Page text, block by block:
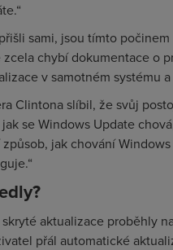
sami, jsou tímto
chybí dokumentace o
v samotném systému a
Clintona slíbil, že svůj
se Windows Update
jak chování
aktualizace proběhly
přál automatické